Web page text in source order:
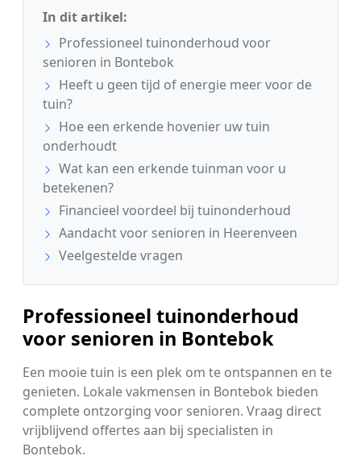
In dit artikel:
Professioneel tuinonderhoud voor
senioren in Bontebok
Heeft u geen tijd of energie meer voor de
tuin?
Hoe een erkende hovenier uw tuin
onderhoudt
Wat kan een erkende tuinman voor u
betekenen?
Financieel voordeel bij tuinonderhoud
Aandacht voor senioren in Heerenveen
Veelgestelde vragen
Professioneel tuinonderhoud
voor senioren in Bontebok
Een mooie tuin is een plek om te ontspannen en te
genieten. Lokale vakmensen in Bontebok bieden
complete ontzorging voor senioren. Vraag direct
vrijblijvend offertes aan bij specialisten in
Bontebok.